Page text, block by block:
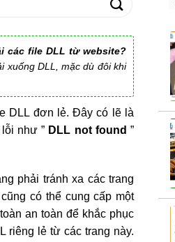
các file DLL từ website?
xuống DLL, mặc dù đôi khi
DLL đơn lẻ. Đây có lẽ là
như ” DLL not found”
phải tránh xa các trang
có thể cung cấp một
an toàn để khắc phục
riêng lẻ từ các trang này.